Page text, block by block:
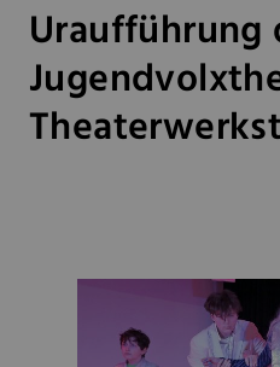
Uraufführung